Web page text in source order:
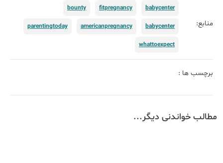
منابع:
babycenter
fitpregnancy
bounty
babycenter
americanpregnancy
parentingtoday
whattoexpect
برچسب ها :
مطالب خواندنی دیگر...